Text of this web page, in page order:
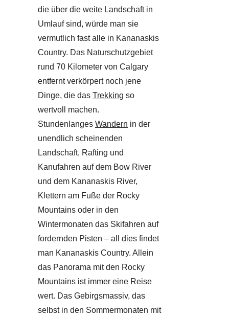
die über die weite Landschaft in
Umlauf sind, würde man sie
vermutlich fast alle in Kananaskis
Country. Das Naturschutzgebiet
rund 70 Kilometer von Calgary
entfernt verkörpert noch jene
Dinge, die das Trekking so
wertvoll machen.
Stundenlanges Wandern in der
unendlich scheinenden
Landschaft, Rafting und
Kanufahren auf dem Bow River
und dem Kananaskis River,
Klettern am Fuße der Rocky
Mountains oder in den
Wintermonaten das Skifahren auf
fordernden Pisten – all dies findet
man Kananaskis Country. Allein
das Panorama mit den Rocky
Mountains ist immer eine Reise
wert. Das Gebirgsmassiv, das
selbst in den Sommermonaten mit